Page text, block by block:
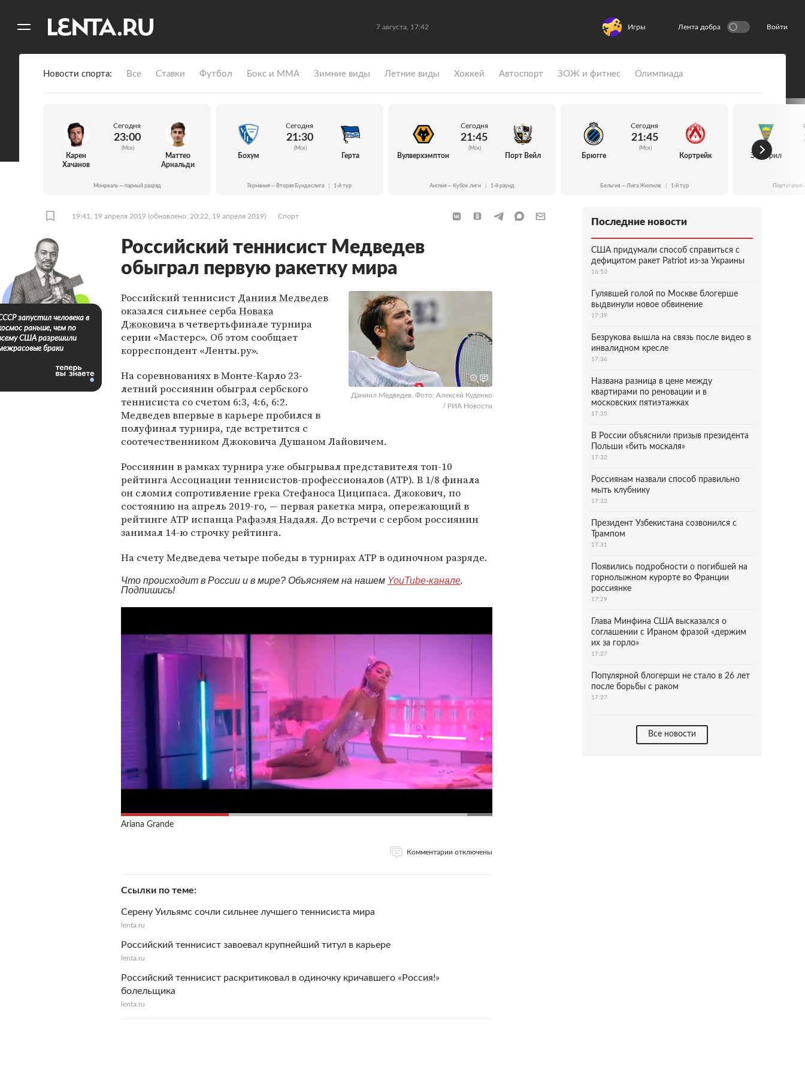
7 августа, 17:42 Игры Лента добра Войти
Новости спорта Все Ставки Футбол Бокс и ММА Зимние виды Летние виды Хоккей Автоспорт ЗОЖ и фитнес Олимпиада
Карен
Хачанов
Сегодня
23:00
(Мск)
Маттео
Арнальди
Монреаль — парный разряд
Бохум
Сегодня
21:30
(Мск)
Герта
Германия — Вторая Бундеслига 1-й тур
Вулверхэмптон
Сегодня
21:45
(Мск)
Порт Вейл
Англия — Кубок лиги 1-й раунд
Брюгге
Сегодня
21:45
(Мск)
Кортрейк
Бельгия — Лига Жюпиле 1-й тур
Эшторил
19:41, 19 апреля 2019 (обновлено: 20:22, 19 апреля 2019) Спорт
Российский теннисист Медведев
обыграл первую ракетку мира
Даниил Медведев. Фото: Алексей Куденко
/ РИА Новости
Российский теннисист Даниил Медведев
оказался сильнее сербаНовака
Джоковичав четвертьфинале турнира
серии «Мастерс». Об этом сообщает
корреспондент «Ленты.ру».
На соревнованиях в Монте-Карло 23-
летний россиянин обыграл сербского
теннисиста со счетом 6:3, 4:6, 6:2.
Медведев впервые в карьере пробился в
полуфинал турнира, где встретится с
соотечественником Джоковича Душаном Лайовичем.
Россиянин в рамках турнира уже обыгрывал представителя топ-10
рейтинга Ассоциации теннисистов-профессионалов (ATP). В 1/8 финала
он сломил сопротивление грека Стефаноса Циципаса. Джокович, по
состоянию на апрель 2019-го, — первая ракетка мира, опережающий в
рейтинге ATP испанцаРафаэля Надаля. До встречи с сербом россиянин
занимал 14-ю строчку рейтинга.
На счету Медведева четыре победы в турнирах ATP в одиночном разряде.
Что происходит в России и в мире? Объясняем на нашем YouTube-канале.
Подпишись!
Ariana Grande
Комментарии отключены
Ссылки по теме
Серену Уильямс сочли сильнее лучшего теннисиста мира
lenta.ru
Российский теннисист завоевал крупнейший титул в карьере
lenta.ru
Российский теннисист раскритиковал в одиночку кричавшего «Россия!»
болельщика
lenta.ru
запустил человека в
раньше, чем по
США разрешили
браки
Последние новости
США придумали способ справиться с
дефицитом ракет Patriot из-за Украины
16:53
Гулявшей голой по Москве блогерше
выдвинули новое обвинение
17:39
Безрукова вышла на связь после видео в
инвалидном кресле
17:36
Названа разница в цене между
квартирами по реновации и в
московских пятиэтажках
17:35
В России объяснили призыв президента
Польши «бить москаля»
17:32
Россиянам назвали способ правильно
мыть клубнику
17:32
Президент Узбекистана созвонился с
Трампом
17:31
Появились подробности о погибшей на
горнолыжном курорте во Франции
россиянке
17:29
Глава Минфина США высказался о
соглашении с Ираном фразой «держим
их за горло»
17:27
Популярной блогерши не стало в 26 лет
после борьбы с раком
17:27
Все новости